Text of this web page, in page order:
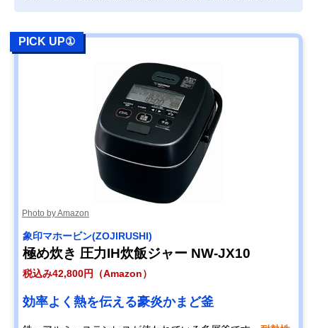
NEOVE(ネオーブ)
単機能炊飯ジャー
RICE COOKER
RRS-AT30WT
保温機能のみのシ
ンプルな炊飯器
アイリスオーヤマ
(IRIS OHYAMA) 米
MD30
ムラなく炊き上げ
る3mmの極厚釜と
Amazonで見る
パナソニック
(Panasonic) 自動
AX1
お米と水の計量し
PICK UP①
Photo by Amazon
象印マホービン(ZOJIRUSHI)
極め炊き 圧力IH炊飯ジャー NW-JX10
税込み42,800円（Amazon）
効率よく熱を伝える豪炎かまど釜